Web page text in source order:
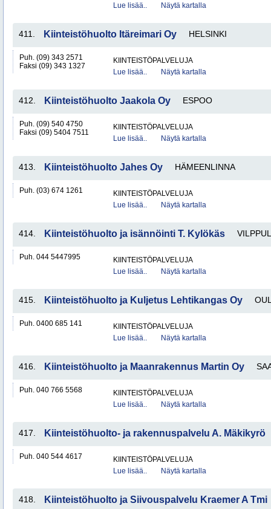
Lue lisää..
Näytä kartalla
411. Kiinteistöhuolto Itäreimari Oy HELSINKI
Puh. (09) 343 2571
Faksi (09) 343 1327
KIINTEISTÖPALVELUJA
Lue lisää..
Näytä kartalla
412. Kiinteistöhuolto Jaakola Oy ESPOO
Puh. (09) 540 4750
Faksi (09) 5404 7511
KIINTEISTÖPALVELUJA
Lue lisää..
Näytä kartalla
413. Kiinteistöhuolto Jahes Oy HÄMEENLINNA
Puh. (03) 674 1261
KIINTEISTÖPALVELUJA
Lue lisää..
Näytä kartalla
414. Kiinteistöhuolto ja isännöinti T. Kylökäs
Puh. 044 5447995
KIINTEISTÖPALVELUJA
Lue lisää..
Näytä kartalla
415. Kiinteistöhuolto ja Kuljetus Lehtikangas Oy
Puh. 0400 685 141
KIINTEISTÖPALVELUJA
Lue lisää..
Näytä kartalla
416. Kiinteistöhuolto ja Maanrakennus Martin Oy
Puh. 040 766 5568
KIINTEISTÖPALVELUJA
Lue lisää..
Näytä kartalla
417. Kiinteistöhuolto- ja rakennuspalvelu A. Mäkikyrö
Puh. 040 544 4617
KIINTEISTÖPALVELUJA
Lue lisää..
Näytä kartalla
418. Kiinteistöhuolto ja Siivouspalvelu Kraemer A Tmi